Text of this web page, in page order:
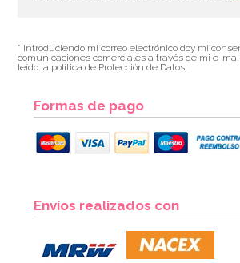
* Introduciendo mi correo electrónico doy mi
comunicaciones comerciales a través de mi e-
leído la política de Protección de Datos.
Formas de pago
Envíos realizados con